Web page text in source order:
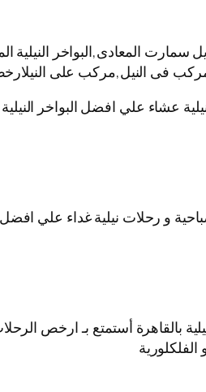
المعادى,البواخر النيلية
فى النيل,مركب على
عشاء علي افضل البواخر
و رحلات نيلية غداء علي افضل
أستمتع بـ ارخص الرحلات